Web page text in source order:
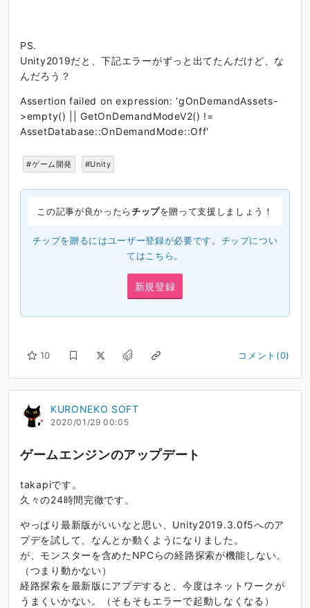
PS.
Unity2019だと、下記エラーがずっと出てたんだけど、な
んだろう？
Assertion failed on expression: 'gOnDemandAssets-
>empty() || GetOnDemandModeV2() !=
AssetDatabase::OnDemandMode::Off'
#ゲーム開発 #Unity
この記事が良かったらチップを贈って支援しましょう！
チップを贈るにはユーザー登録が必要です。チップについ
ては こちら 。
新規登録
10 コメント(0)
KURONEKO SOFT
2020/01/29 00:05
ゲームエンジンのアップデート
takapiです。
久々の24時間完徹です。
やっぱり最新版がいいなと思い、Unity2019.3.0f5へのア
プデを試して、なんとか動くようになりました。
が、モンスターを含めたNPCらの経路探索が機能しない。
（つまり動かない）
経路探索を最新版にアプデすると、今度はネットワークが
うまくいかない。（そもそもエラーで起動しなくなる）